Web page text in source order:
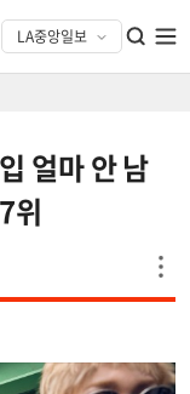
얼마 안 남
위